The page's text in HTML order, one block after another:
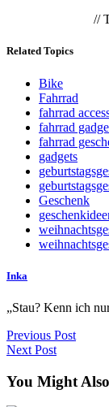
//
Related Topics
Bike
Fahrrad
fahrrad
fahrrad
fahrrad
gadgets
Geschenk
Inka
„Stau? Kenn ich
Previous Post
Next Post
You Might